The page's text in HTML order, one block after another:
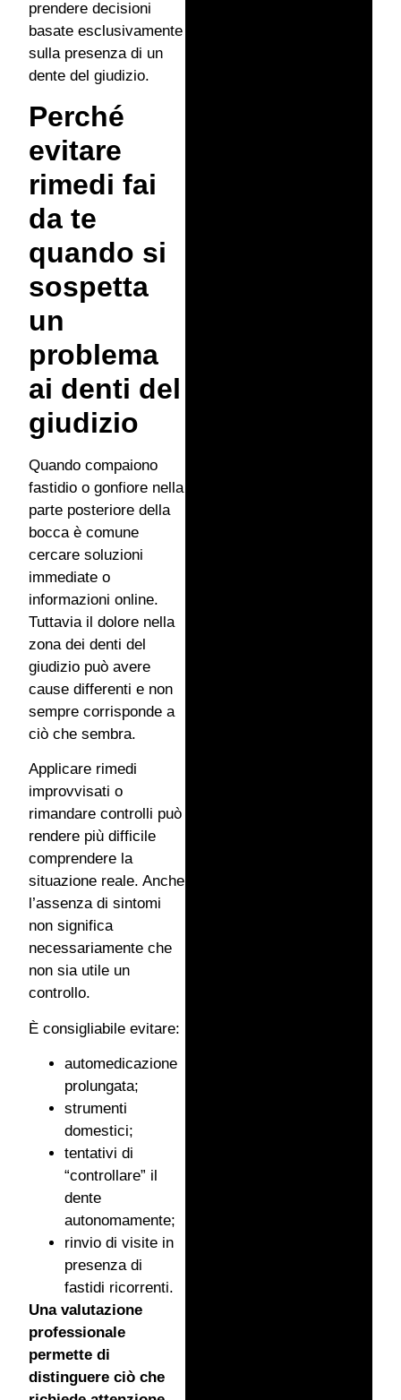
prendere decisioni
basate esclusivamente
sulla presenza di un
dente del giudizio.
Perché
evitare
rimedi fai
da te
quando si
sospetta
un
problema
ai denti del
giudizio
Quando compaiono
fastidio o gonfiore nella
parte posteriore della
bocca è comune
cercare soluzioni
immediate o
informazioni online.
Tuttavia il dolore nella
zona dei denti del
giudizio può avere
cause differenti e non
sempre corrisponde a
ciò che sembra.
Applicare rimedi
improvvisati o
rimandare controlli può
rendere più difficile
comprendere la
situazione reale. Anche
l’assenza di sintomi
non significa
necessariamente che
non sia utile un
controllo.
È consigliabile evitare:
automedicazione
prolungata;
strumenti
domestici;
tentativi di
“controllare” il
dente
autonomamente;
rinvio di visite in
presenza di
fastidi ricorrenti.
Una valutazione
professionale
permette di
distinguere ciò che